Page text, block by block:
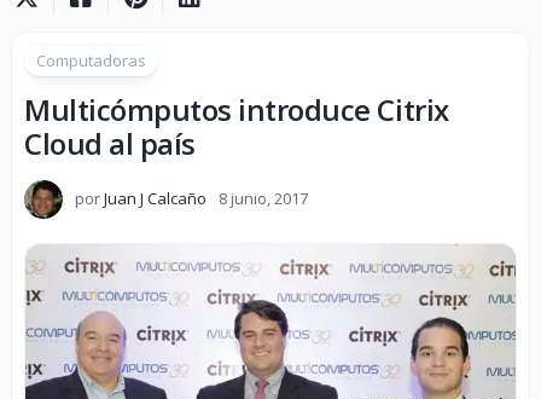
Computadoras
Multicómputos introduce Citrix
Cloud al país
porJuan J Calcaño 8 junio, 2017